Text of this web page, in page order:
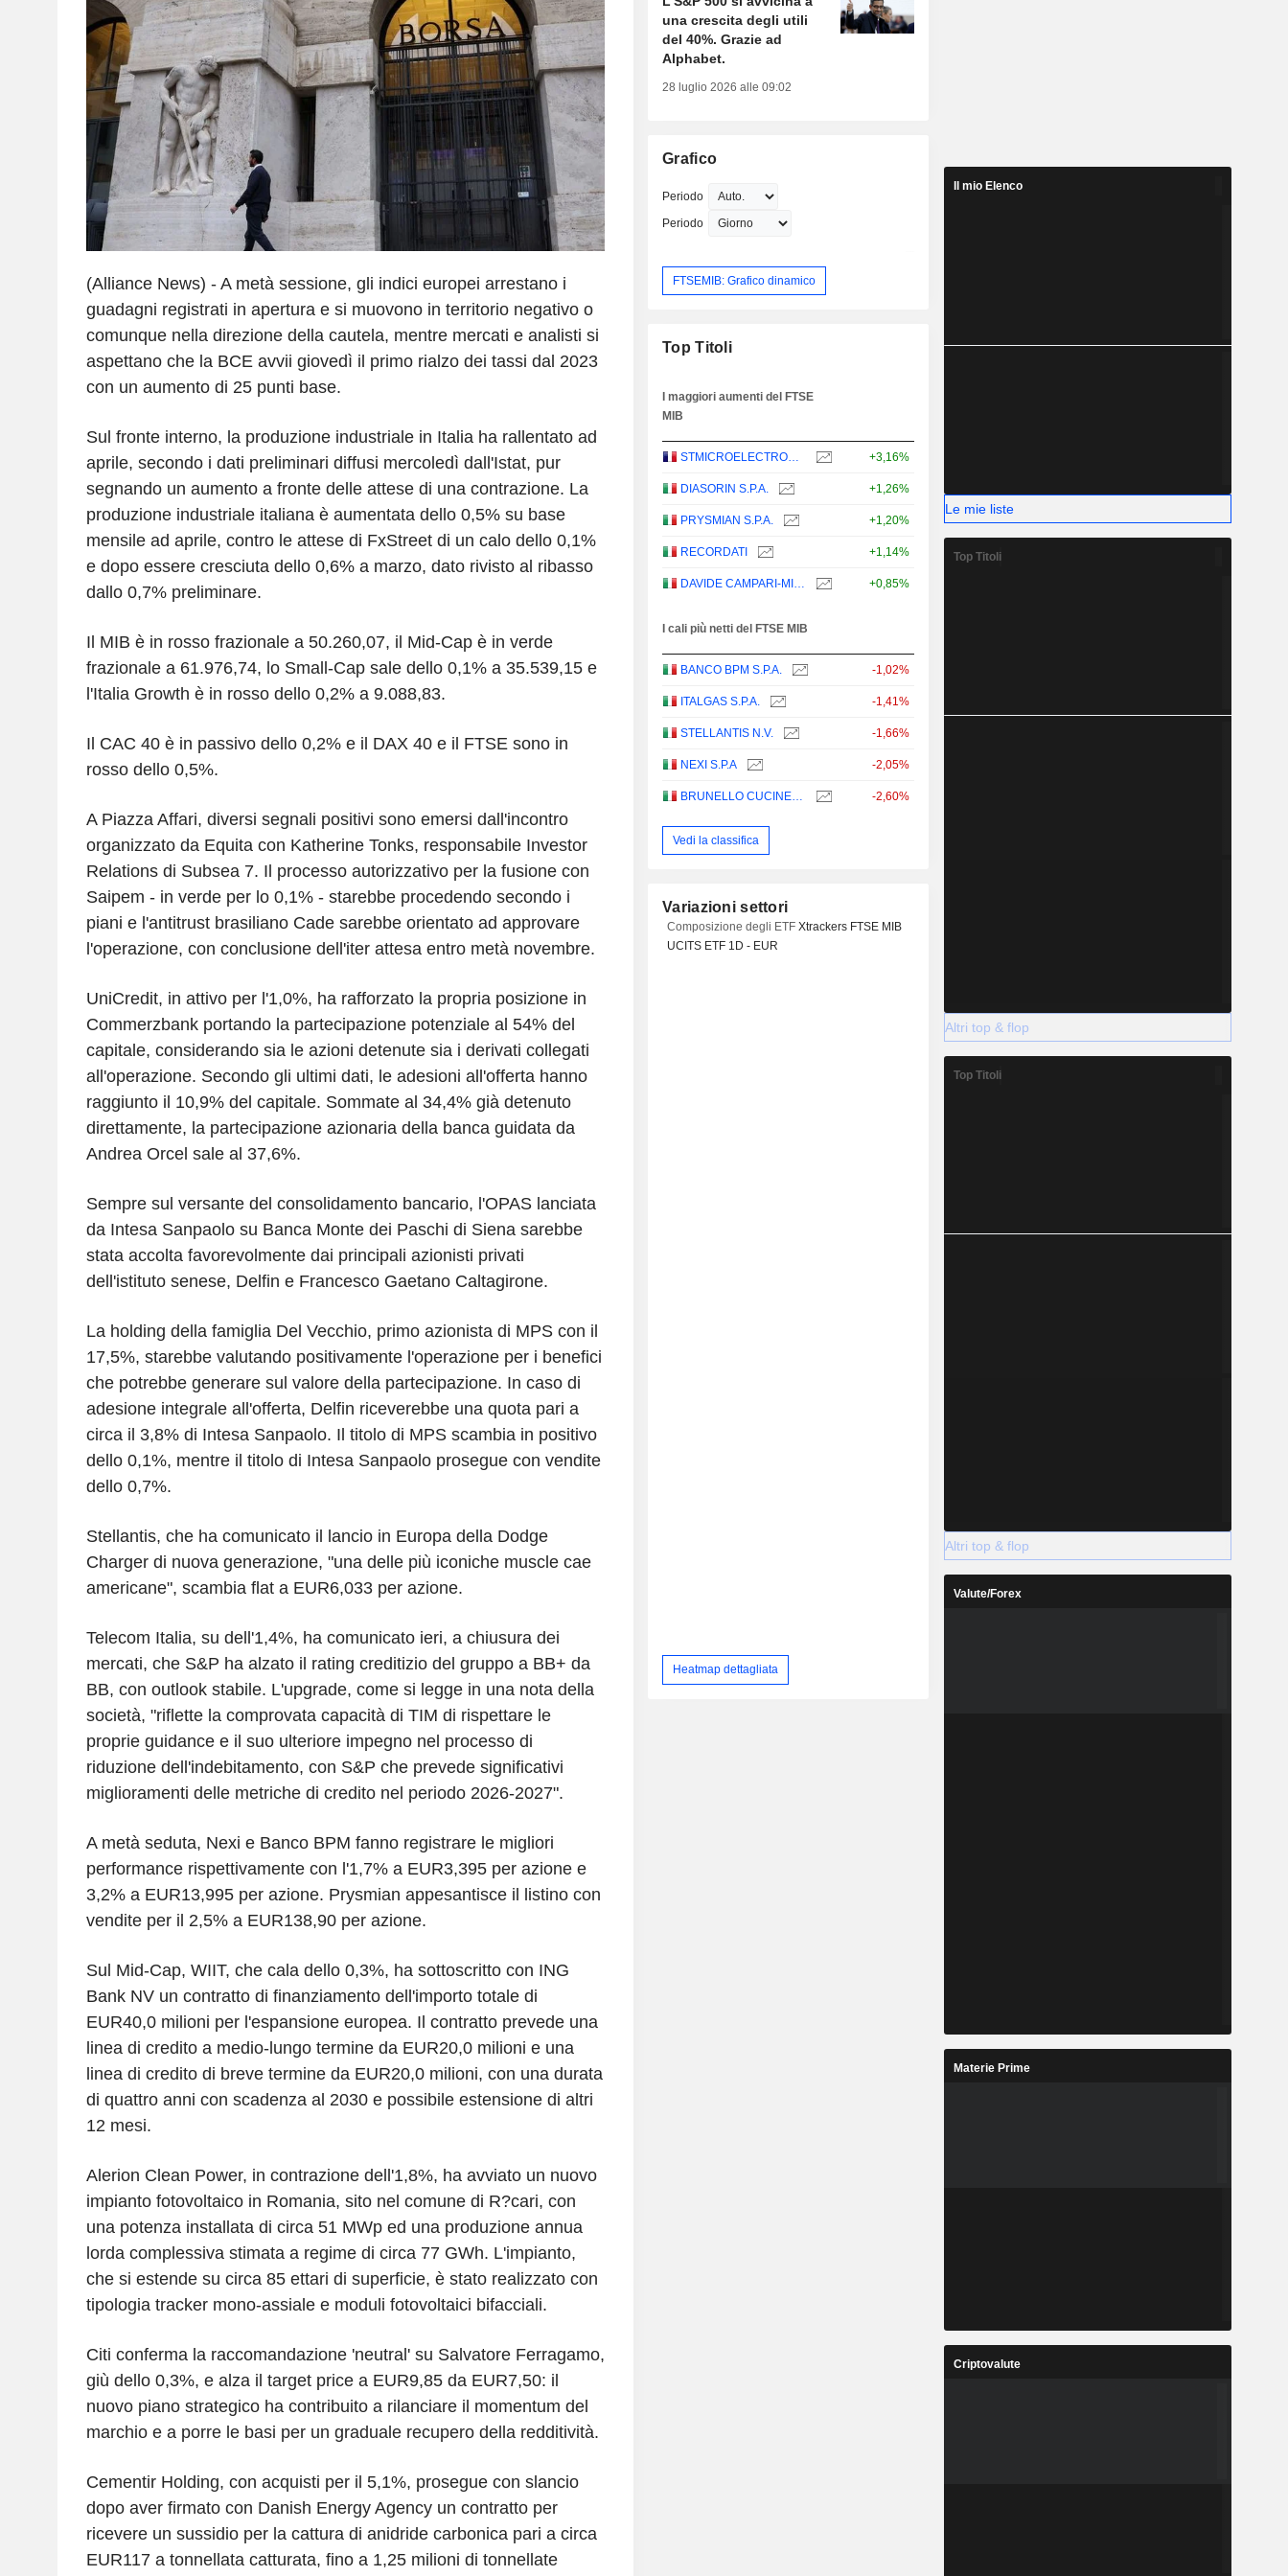
(Alliance News) - A metà sessione, gli indici europei arrestano i
guadagni registrati in apertura e si muovono in territorio negativo o
comunque nella direzione della cautela, mentre mercati e analisti si
aspettano che la BCE avvii giovedì il primo rialzo dei tassi dal 2023
con un aumento di 25 punti base.
Sul fronte interno, la produzione industriale in Italia ha rallentato ad
aprile, secondo i dati preliminari diffusi mercoledì dall'Istat, pur
segnando un aumento a fronte delle attese di una contrazione. La
produzione industriale italiana è aumentata dello 0,5% su base
mensile ad aprile, contro le attese di FxStreet di un calo dello 0,1%
e dopo essere cresciuta dello 0,6% a marzo, dato rivisto al ribasso
dallo 0,7% preliminare.
Il MIB è in rosso frazionale a 50.260,07, il Mid-Cap è in verde
frazionale a 61.976,74, lo Small-Cap sale dello 0,1% a 35.539,15 e
l'Italia Growth è in rosso dello 0,2% a 9.088,83.
Il CAC 40 è in passivo dello 0,2% e il DAX 40 e il FTSE sono in
rosso dello 0,5%.
A Piazza Affari, diversi segnali positivi sono emersi dall'incontro
organizzato da Equita con Katherine Tonks, responsabile Investor
Relations di Subsea 7. Il processo autorizzativo per la fusione con
Saipem - in verde per lo 0,1% - starebbe procedendo secondo i
piani e l'antitrust brasiliano Cade sarebbe orientato ad approvare
l'operazione, con conclusione dell'iter attesa entro metà novembre.
UniCredit, in attivo per l'1,0%, ha rafforzato la propria posizione in
Commerzbank portando la partecipazione potenziale al 54% del
capitale, considerando sia le azioni detenute sia i derivati collegati
all'operazione. Secondo gli ultimi dati, le adesioni all'offerta hanno
raggiunto il 10,9% del capitale. Sommate al 34,4% già detenuto
direttamente, la partecipazione azionaria della banca guidata da
Andrea Orcel sale al 37,6%.
Sempre sul versante del consolidamento bancario, l'OPAS lanciata
da Intesa Sanpaolo su Banca Monte dei Paschi di Siena sarebbe
stata accolta favorevolmente dai principali azionisti privati
dell'istituto senese, Delfin e Francesco Gaetano Caltagirone.
La holding della famiglia Del Vecchio, primo azionista di MPS con il
17,5%, starebbe valutando positivamente l'operazione per i benefici
che potrebbe generare sul valore della partecipazione. In caso di
adesione integrale all'offerta, Delfin riceverebbe una quota pari a
circa il 3,8% di Intesa Sanpaolo. Il titolo di MPS scambia in positivo
dello 0,1%, mentre il titolo di Intesa Sanpaolo prosegue con vendite
dello 0,7%.
Stellantis, che ha comunicato il lancio in Europa della Dodge
Charger di nuova generazione, "una delle più iconiche muscle cae
americane", scambia flat a EUR6,033 per azione.
Telecom Italia, su dell'1,4%, ha comunicato ieri, a chiusura dei
mercati, che S&P ha alzato il rating creditizio del gruppo a BB+ da
BB, con outlook stabile. L'upgrade, come si legge in una nota della
società, "riflette la comprovata capacità di TIM di rispettare le
proprie guidance e il suo ulteriore impegno nel processo di
riduzione dell'indebitamento, con S&P che prevede significativi
miglioramenti delle metriche di credito nel periodo 2026-2027".
A metà seduta, Nexi e Banco BPM fanno registrare le migliori
performance rispettivamente con l'1,7% a EUR3,395 per azione e
3,2% a EUR13,995 per azione. Prysmian appesantisce il listino con
vendite per il 2,5% a EUR138,90 per azione.
Sul Mid-Cap, WIIT, che cala dello 0,3%, ha sottoscritto con ING
Bank NV un contratto di finanziamento dell'importo totale di
EUR40,0 milioni per l'espansione europea. Il contratto prevede una
linea di credito a medio-lungo termine da EUR20,0 milioni e una
linea di credito di breve termine da EUR20,0 milioni, con una durata
di quattro anni con scadenza al 2030 e possibile estensione di altri
12 mesi.
Alerion Clean Power, in contrazione dell'1,8%, ha avviato un nuovo
impianto fotovoltaico in Romania, sito nel comune di R?cari, con
una potenza installata di circa 51 MWp ed una produzione annua
lorda complessiva stimata a regime di circa 77 GWh. L'impianto,
che si estende su circa 85 ettari di superficie, è stato realizzato con
tipologia tracker mono-assiale e moduli fotovoltaici bifacciali.
Citi conferma la raccomandazione 'neutral' su Salvatore Ferragamo,
giù dello 0,3%, e alza il target price a EUR9,85 da EUR7,50: il
nuovo piano strategico ha contribuito a rilanciare il momentum del
marchio e a porre le basi per un graduale recupero della redditività.
Cementir Holding, con acquisti per il 5,1%, prosegue con slancio
dopo aver firmato con Danish Energy Agency un contratto per
ricevere un sussidio per la cattura di anidride carbonica pari a circa
EUR117 a tonnellata catturata, fino a 1,25 milioni di tonnellate
una crescita degli utili
del 40%. Grazie ad
Alphabet.
28 luglio 2026 alle 09:02
Grafico
Periodo
Periodo
FTSEMIB: Grafico dinamico
Top Titoli
I maggiori aumenti del FTSE
MIB
STMICROELECTRONICS N.V. +3,16%
DIASORIN S.P.A. +1,26%
PRYSMIAN S.P.A. +1,20%
RECORDATI +1,14%
DAVIDE CAMPARI-MILANO N.V. +0,85%
I cali più netti del FTSE MIB
BANCO BPM S.P.A. -1,02%
ITALGAS S.P.A. -1,41%
STELLANTIS N.V. -1,66%
NEXI S.P.A -2,05%
BRUNELLO CUCINELLI S.P.A. -2,60%
Vedi la classifica
Variazioni settori
Composizione degli ETFXtrackers FTSE MIB
UCITS ETF 1D - EUR
Heatmap dettagliata
Il mio Elenco
Le mie liste
Top Titoli
Altri top & flop
Top Titoli
Altri top & flop
Valute/Forex
Materie Prime
Criptovalute